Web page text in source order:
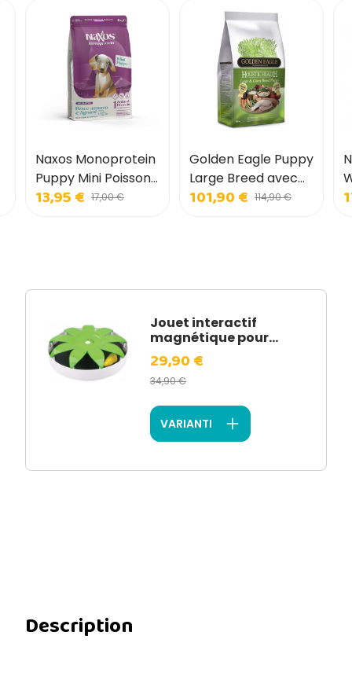
Naxos Monoprotein
Puppy Mini Poisson
bleu et agrumes
13,95 € 17,00 €
Golden Eagle Puppy
Large Breed avec
poulet pour chiots
101,90 € 114,90 €
Jouet interactif
magnétique pour...
29,90 €
34,90 €
VARIANTI
Description